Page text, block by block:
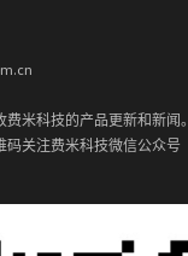
米科技的产品更新和新闻。
码关注费米科技微信公众号